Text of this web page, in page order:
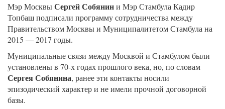
Мэр МосквыСергей Собянини Мэр Стамбула Кадир
Топбаш подписали программу сотрудничества между
Правительством Москвы и Муниципалитетом Стамбула на
2015 — 2017 годы.
Муниципальные связи между Москвой и Стамбулом были
установлены в 70-х годах прошлого века, но, по словам
Сергея Собянина, ранее эти контакты носили
эпизодический характер и не имели прочной договорной
базы.